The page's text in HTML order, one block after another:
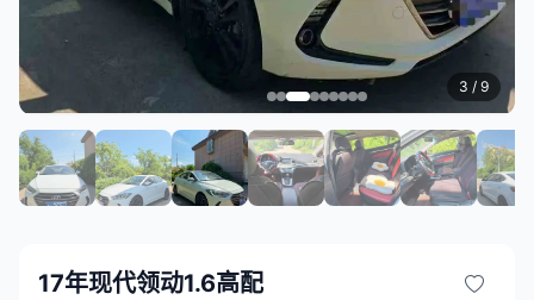
3 / 9
17年现代领动1.6高配